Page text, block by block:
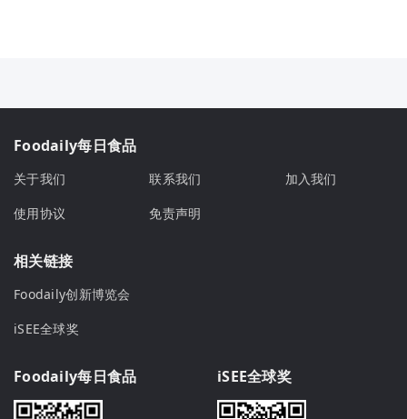
Foodaily每日食品
关于我们 联系我们
加入我们
使用协议
免责声明
相关链接
Foodaily创新博览会
iSEE全球奖
Foodaily每日食品 iSEE全球奖